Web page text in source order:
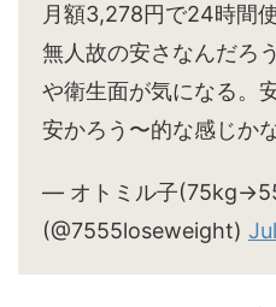
月額3,278円で24時間
無人故の安さなんだろ
や衛生面が気になる。
安かろう〜的な感じか
— オトミル子
(@7555loseweight)